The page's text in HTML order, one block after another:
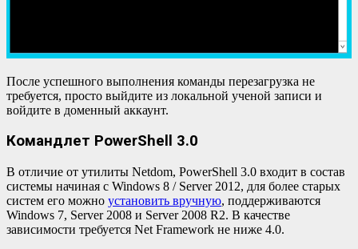
После успешного выполнения команды перезагрузка не
требуется, просто выйдите из локальной ученой записи и
войдите в доменный аккаунт.
Командлет PowerShell 3.0
В отличие от утилиты Netdom, PowerShell 3.0 входит в состав
системы начиная с Windows 8 / Server 2012, для более старых
систем его можно установить вручную, поддерживаются
Windows 7, Server 2008 и Server 2008 R2. В качестве
зависимости требуется Net Framework не ниже 4.0.